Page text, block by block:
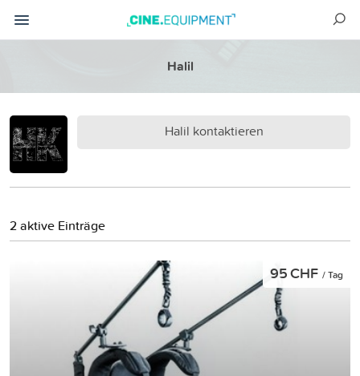
Halil
Halil kontaktieren
2 aktive Einträge
95 CHF / Tag